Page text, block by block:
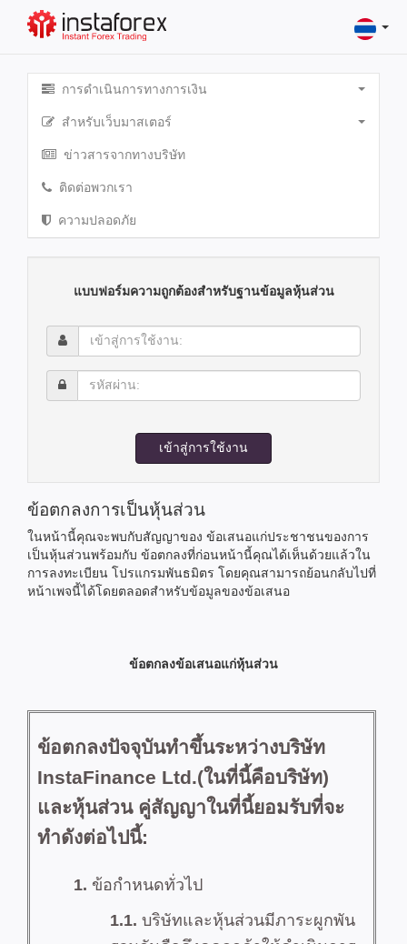
การดำเนินการทางการเงิน
สำหรับเว็บมาสเตอร์
ข่าวสารจากทางบริษัท
ติดต่อพวกเรา
ความปลอดภัย
แบบฟอร์มความถูกต้องสำหรับฐานข้อมูลหุ้นส่วน
เข้า
สู่
การ
ใช้
รหัส
ผ่าน:
เข้าสู่การใช้งาน
ข้อตกลงการเป็นหุ้นส่วน
ในหน้านี้คุณจะพบกับสัญญาของ ข้อเสนอแก่ประชาชนของการ
เป็นหุ้นส่วนพร้อมกับ ข้อตกลงที่ก่อนหน้านี้คุณได้เห็นด้วยแล้วใน
การลงทะเบียน โปรแกรมพันธมิตร โดยคุณสามารถย้อนกลับไปที่
หน้าเพจนี้ได้โดยตลอดสำหรับข้อมูลของข้อเสนอ
ข้อตกลงข้อเสนอแก่หุ้นส่วน